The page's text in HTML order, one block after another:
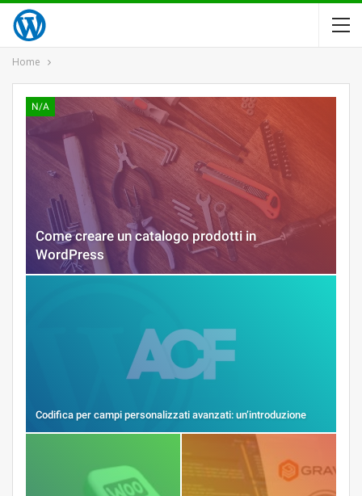
Home
N/A
Come creare un catalogo prodotti in
WordPress
Codifica per campi personalizzati avanzati: un’introduzione